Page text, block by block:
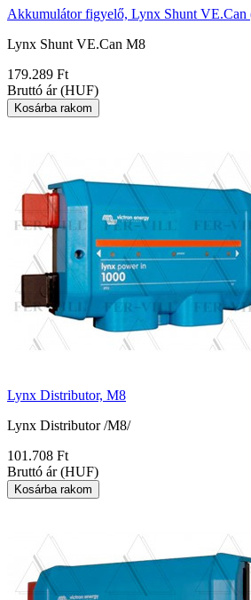
Akkumulátor figyelő, Lynx Shunt VE.Can
Lynx Shunt VE.Can M8
179.289 Ft
Bruttó ár (HUF)
Lynx Distributor, M8
Lynx Distributor /M8/
101.708 Ft
Bruttó ár (HUF)